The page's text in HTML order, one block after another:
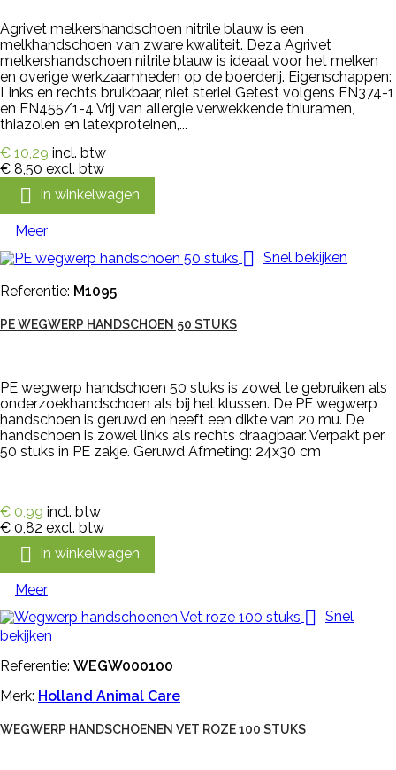
Agrivet melkershandschoen nitrile blauw is een
melkhandschoen van zware kwaliteit. Deza Agrivet
melkershandschoen nitrile blauw is ideaal voor het melken
en overige werkzaamheden op de boerderij. Eigenschappen:
Links en rechts bruikbaar, niet steriel Getest volgens EN374-1
en EN455/1-4 Vrij van allergie verwekkende thiuramen,
thiazolen en latexproteinen,...
€ 10,29 incl. btw
€ 8,50 excl. btw
 In winkelwagen
Meer
 Snel bekijken
Referentie: M1095
PE WEGWERP HANDSCHOEN 50 STUKS
PE wegwerp handschoen 50 stuks is zowel te gebruiken als
onderzoekhandschoen als bij het klussen. De PE wegwerp
handschoen is geruwd en heeft een dikte van 20 mu. De
handschoen is zowel links als rechts draagbaar. Verpakt per
50 stuks in PE zakje. Geruwd Afmeting: 24x30 cm
€ 0,99 incl. btw
€ 0,82 excl. btw
 In winkelwagen
Meer
 Snel
bekijken
Referentie: WEGW000100
Merk: Holland Animal Care
WEGWERP HANDSCHOENEN VET ROZE 100 STUKS